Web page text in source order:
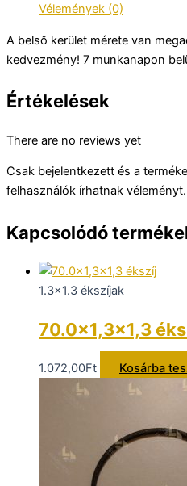
Vélemények (0)
A belső kerület mérete van
kedvezmény! 7 munkanapon
Értékelések
There are no reviews yet
Csak bejelentkezett és a
felhasználók írhatnak véleményt.
Kapcsolódó
1.3x1.3 ékszíjak
70.0×1,3×1,3
1.072,00Ft Kosárba